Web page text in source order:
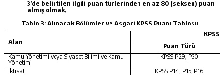
3’de belirtilen ilgili puan türlerinden en az 80 (seksen) puan
almış olmak,
Tablo 3: Alınacak Bölümler ve Asgari KPSS Puanı Tablosu
Alan
KPSS
Puan Türü
Kamu Yönetimi veya Siyaset Bilimi ve Kamu
Yönetimi
KPSS P29, P30
İktisat
KPSS P14, P15, P16